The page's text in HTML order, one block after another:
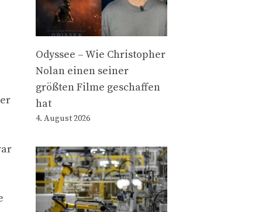
Odyssee – Wie Christopher
Nolan einen seiner
größten Filme geschaffen
hat
4. August 2026